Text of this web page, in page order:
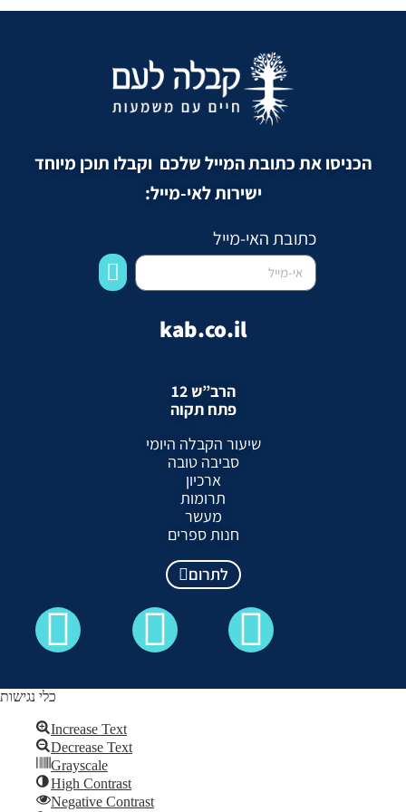
הכניסו את כתובת המייל שלכם וקבלו תוכן מיוחד
ישירות לאי-מייל:
כתובת האי-מייל
kab.co.il
הרב”ש 12
פתח תקוה
שיעור הקבלה היומי
סביבה טובה
ארכיון
תרומות
מעשר
חנות ספרים
לתרום
Skip to content
כלי נגישות
Increase Text
Decrease Text
Grayscale
High Contrast
Negative Contrast